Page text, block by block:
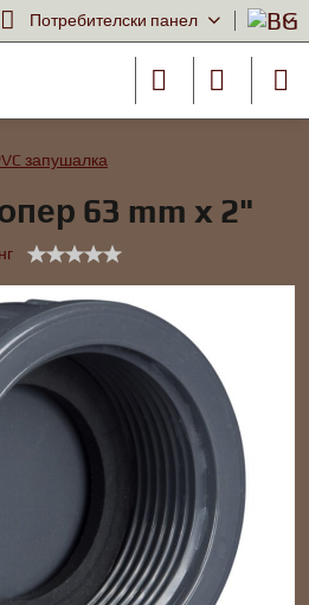
Потребителски панел
запушалка
63 mm x 2"